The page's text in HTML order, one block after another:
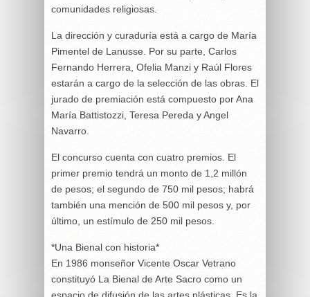
comunidades religiosas.
La dirección y curaduría está a cargo de María
Pimentel de Lanusse. Por su parte, Carlos
Fernando Herrera, Ofelia Manzi y Raúl Flores
estarán a cargo de la selección de las obras. El
jurado de premiación está compuesto por Ana
María Battistozzi, Teresa Pereda y Angel
Navarro.
El concurso cuenta con cuatro premios. El
primer premio tendrá un monto de 1,2 millón
de pesos; el segundo de 750 mil pesos; habrá
también una mención de 500 mil pesos y, por
último, un estímulo de 250 mil pesos.
*Una Bienal con historia*
En 1986 monseñor Vicente Oscar Vetrano
constituyó La Bienal de Arte Sacro como un